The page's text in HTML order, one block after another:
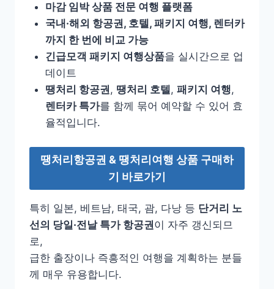
마감 임박 상품 전문 여행 플랫폼
국내·해외 항공권, 호텔, 패키지 여행, 렌터카
까지 한 번에 비교 가능
긴급모객 패키지 여행상품을 실시간으로 업
데이트
땡처리 항공권, 땡처리 호텔 , 패키지 여행,
렌터카 특가를 함께 묶어 예약할 수 있어 효
율적입니다.
땡처리항공권 & 땡처리여행 상품 구매하
기 바로가기
특히 일본, 베트남, 태국, 괌, 다낭 등 단거리 노
선의 당일·전날 특가 항공권이 자주 갱신되므
로,
급한 출장이나 즉흥적인 여행을 계획하는 분들
께 매우 유용합니다.